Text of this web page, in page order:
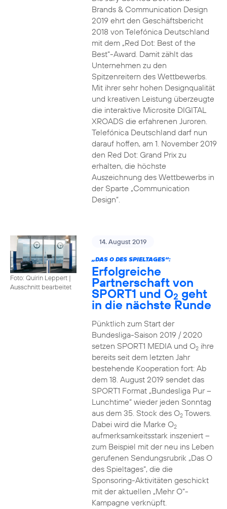
Brands & Communication Design
2019 ehrt den Geschäftsbericht
2018 von Telefónica Deutschland
mit dem „Red Dot: Best of the
Best“-Award. Damit zählt das
Unternehmen zu den
Spitzenreitern des Wettbewerbs.
Mit ihrer sehr hohen Designqualität
und kreativen Leistung überzeugte
die interaktive Microsite DIGITAL
XROADS die erfahrenen Juroren.
Telefónica Deutschland darf nun
darauf hoffen, am 1. November 2019
den Red Dot: Grand Prix zu
erhalten, die höchste
Auszeichnung des Wettbewerbs in
der Sparte „Communication
Design“.
Foto: Quirin Leppert |
Ausschnitt bearbeitet
14. August 2019
„DAS O DES SPIELTAGES“:
Erfolgreiche
Partnerschaft von
SPORT1 und O2 geht
in die nächste Runde
Pünktlich zum Start der
Bundesliga-Saison 2019 / 2020
setzen SPORT1 MEDIA und O2ihre
bereits seit dem letzten Jahr
bestehende Kooperation fort: Ab
dem 18. August 2019 sendet das
SPORT1 Format „Bundesliga Pur –
Lunchtime“ wieder jeden Sonntag
aus dem 35. Stock des O2Towers.
Dabei wird die Marke O2
aufmerksamkeitsstark inszeniert –
zum Beispiel mit der neu ins Leben
gerufenen Sendungsrubrik „Das O
des Spieltages“, die die
Sponsoring-Aktivitäten geschickt
mit der aktuellen „Mehr O“-
Kampagne verknüpft.